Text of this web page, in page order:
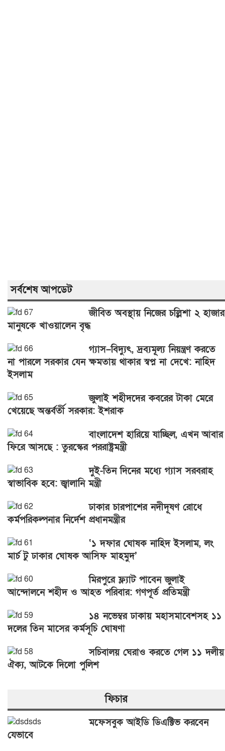
সর্বশেষ আপডেট
জীবিত অবস্থায় নিজের চল্লিশা ২ হাজার
মানুষকে খাওয়ালেন বৃদ্ধ
গ্যাস–বিদ্যুৎ, দ্রব্যমূল্য নিয়ন্ত্রণ করতে
না পারলে সরকার যেন ক্ষমতায় থাকার স্বপ্ন না দেখে: নাহিদ
ইসলাম
জুলাই শহীদদের কবরের টাকা মেরে
খেয়েছে অন্তর্বর্তী সরকার: ইশরাক
বাংলাদেশ হারিয়ে যাচ্ছিল, এখন আবার
ফিরে আসছে : তুরস্কের পররাষ্ট্রমন্ত্রী
দুই-তিন দিনের মধ্যে গ্যাস সরবরাহ
স্বাভাবিক হবে: জ্বালানি মন্ত্রী
ঢাকার চারপাশের নদীদূষণ রোধে
কর্মপরিকল্পনার নির্দেশ প্রধানমন্ত্রীর
‘১ দফার ঘোষক নাহিদ ইসলাম, লং
মার্চ টু ঢাকার ঘোষক আসিফ মাহমুদ’
মিরপুরে ফ্ল্যাট পাবেন জুলাই
আন্দোলনে শহীদ ও আহত পরিবার: গণপূর্ত প্রতিমন্ত্রী
১৪ নভেম্বর ঢাকায় মহাসমাবেশসহ ১১
দলের তিন মাসের কর্মসূচি ঘোষণা
সচিবালয় ঘেরাও করতে গেল ১১ দলীয়
ঐক্য, আটকে দিলো পুলিশ
ফিচার
মফেসবুক আইডি ডিএক্টিভ করবেন
যেভাবে